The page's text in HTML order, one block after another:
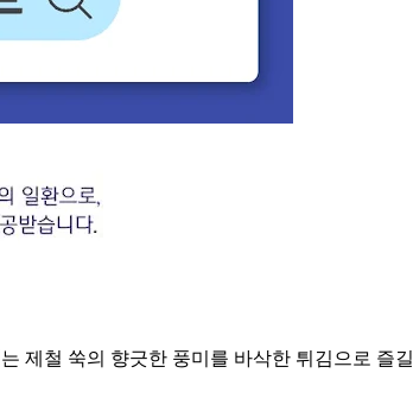
는 제철 쑥의 향긋한 풍미를 바삭한 튀김으로 즐길